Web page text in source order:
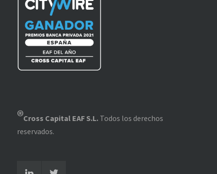
®Cross Capital EAF S.L. Todos los derechos
reservados.